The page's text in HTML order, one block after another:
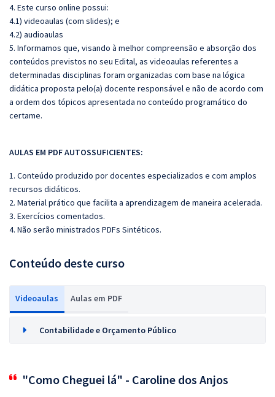
4. Este curso online possui:
4.1) videoaulas (com slides); e
4.2) audioaulas
5. Informamos que, visando à melhor compreensão e absorção dos
conteúdos previstos no seu Edital, as videoaulas referentes a
determinadas disciplinas foram organizadas com base na lógica
didática proposta pelo(a) docente responsável e não de acordo com
a ordem dos tópicos apresentada no conteúdo programático do
certame.
AULAS EM PDF AUTOSSUFICIENTES:
1. Conteúdo produzido por docentes especializados e com amplos
recursos didáticos.
2. Material prático que facilita a aprendizagem de maneira acelerada.
3. Exercícios comentados.
4. Não serão ministrados PDFs Sintéticos.
Conteúdo deste curso
Videoaulas Aulas em PDF
Contabilidade e Orçamento Público
"Como Cheguei lá" - Caroline dos Anjos